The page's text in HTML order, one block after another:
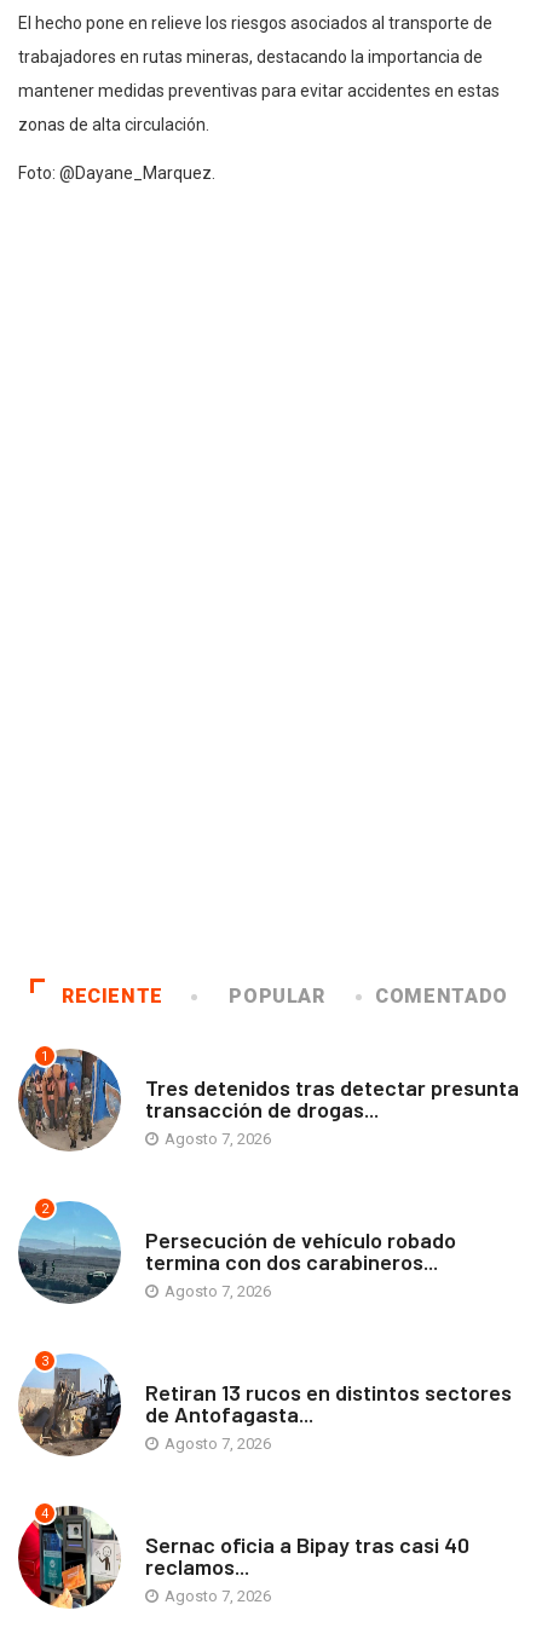
El hecho pone en relieve los riesgos asociados al transporte de
trabajadores en rutas mineras, destacando la importancia de
mantener medidas preventivas para evitar accidentes en estas
zonas de alta circulación.
Foto: @Dayane_Marquez.
RECIENTE POPULAR COMENTADO
1
Tres detenidos tras detectar presunta
transacción de drogas...
Agosto 7, 2026
2
Persecución de vehículo robado
termina con dos carabineros...
Agosto 7, 2026
3
Retiran 13 rucos en distintos sectores
de Antofagasta...
Agosto 7, 2026
4
Sernac oficia a Bipay tras casi 40
reclamos...
Agosto 7, 2026